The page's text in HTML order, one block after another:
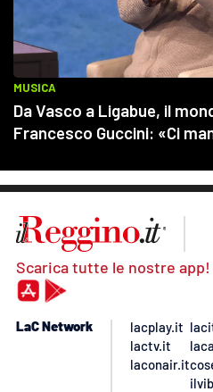
Scarica tutte le nostre app!
LaC Network
lacplay.it
lactv.it
laconair.it